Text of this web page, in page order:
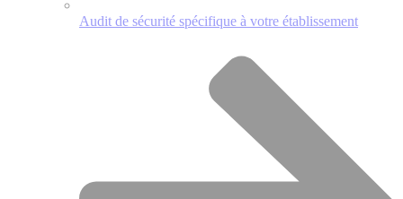
Audit de sécurité spécifique à votre établissement